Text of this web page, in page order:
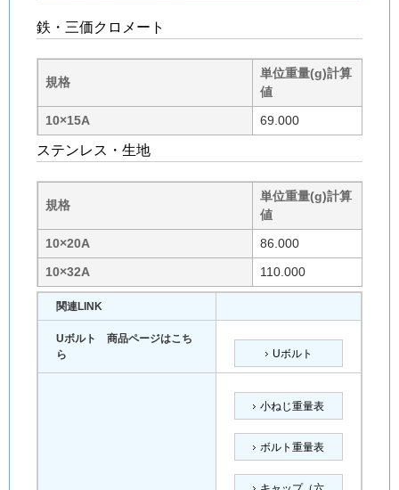
鉄・三価クロメート
規格
単位重量(g)計算
値
10×15A
69.000
ステンレス・生地
規格
単位重量(g)計算
値
10×20A
86.000
10×32A
110.000
関連LINK
Uボルト 商品ページはこち
ら
Uボルト
小ねじ重量表
ボルト重量表